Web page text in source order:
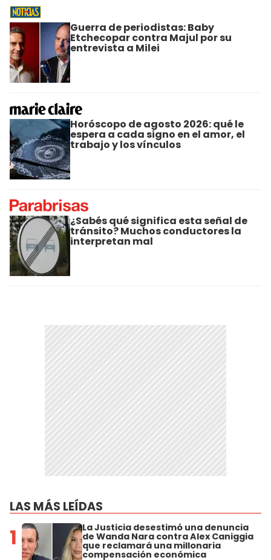
Guerra de periodistas: Baby
Etchecopar contra Majul por su
entrevista a Milei
Horóscopo de agosto 2026: qué le
espera a cada signo en el amor, el
trabajo y los vínculos
¿Sabés qué significa esta señal de
tránsito? Muchos conductores la
interpretan mal
LAS MÁS LEÍDAS
1 La Justicia desestimó una denuncia
de Wanda Nara contra Alex Caniggia
que reclamará una millonaria
compensación económica